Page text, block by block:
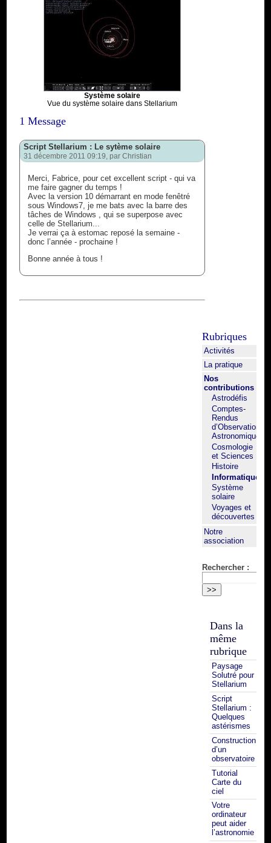
Système solaire
Vue du système solaire dans Stellarium
1 Message
Script Stellarium : Le sytème solaire
31 décembre 2011 09:19, par Christian
Merci, Fabrice, pour cet excellent script - qui va
me faire gagner du temps !
Avec la version 10 démarrant en mode fenêtré
sous Windows7, je me bats avec la barre des
tâches de Windows , qui se superpose avec
celle de Stellarium...
Je verrai ça à estomac reposé la semaine -
donc l’année - prochaine !
Bonne année à tous !
Rubriques
Activités
La pratique
Nos
contributions
Astrodéfis
Comptes-
Rendus
d’Observation
Astronomique
Cosmologie
et Sciences
Histoire
Informatique
Système
solaire
Voyages et
découvertes
Notre
association
Rechercher :
Dans la
même
rubrique
Paysage
Solutré pour
Stellarium
Script
Stellarium :
Quelques
astérismes
Construction
d’un
observatoire
Tutorial
Carte du
ciel
Votre
ordinateur
peut aider
l’astronomie